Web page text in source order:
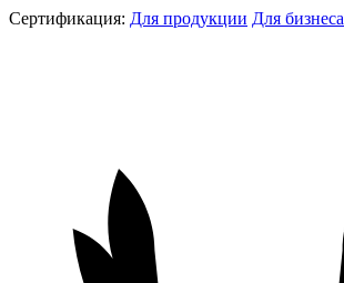
Сертификация: Для продукции Для бизнеса